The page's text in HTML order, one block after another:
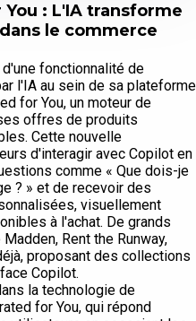
: L'IA transforme
le commerce
fonctionnalité de
l'IA au sein de sa plateforme
for You, un moteur de
offres de produits
Cette nouvelle
d'interagir avec Copilot en
comme « Que dois-je
? » et de recevoir des
visuellement
à l'achat. De grands
Rent the Runway,
proposant des collections
Copilot.
la technologie de
for You, qui répond